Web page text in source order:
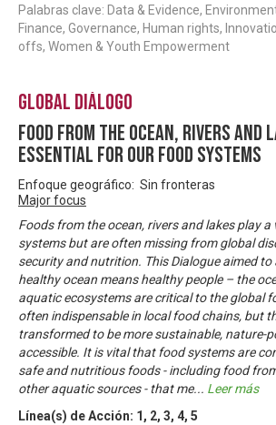
Palabras clave: Data & Evidence,
Finance, Governance, Human rights,
offs, Women & Youth Empowerment
Global Diálogo
Food from the ocean, rivers and
essential for our food systems
Enfoque geográfico: Sin fronteras
Major focus
Foods from the ocean, rivers and lakes play a
systems but are often missing from global
security and nutrition. This Dialogue aimed
healthy ocean means healthy people – the
aquatic ecosystems are critical to the global
often indispensable in local food chains, but
transformed to be more sustainable, nature-
accessible. It is vital that food systems are
safe and nutritious foods - including food
other aquatic sources - that me... Leer más
Línea(s) de Acción: 1 , 2, 3, 4, 5